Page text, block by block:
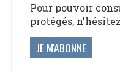
Pour pouvoir
protégés,
JE M'ABONNE